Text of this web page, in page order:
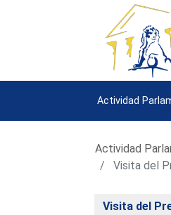
Actividad
Actividad
Visita del
Visita del